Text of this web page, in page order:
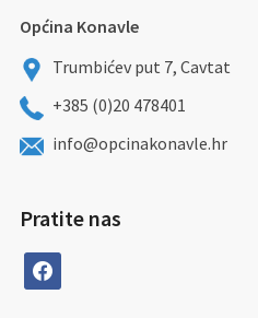
Općina Konavle
Trumbićev put 7, Cavtat
+385 (0)20 478401
info@opcinakonavle.hr
Pratite nas
facebook